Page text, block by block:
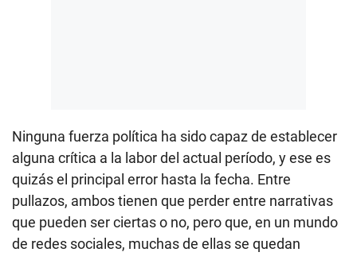
Ninguna fuerza política ha sido capaz de establecer
alguna crítica a la labor del actual período, y ese es
quizás el principal error hasta la fecha. Entre
pullazos, ambos tienen que perder entre narrativas
que pueden ser ciertas o no, pero que, en un mundo
de redes sociales, muchas de ellas se quedan